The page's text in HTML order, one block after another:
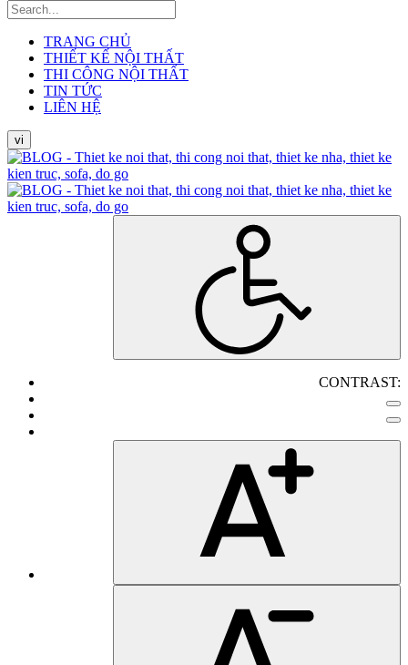
TRANG CHỦ
THIẾT KẾ NỘI THẤT
THI CÔNG NỘI THẤT
TIN TỨC
LIÊN HỆ
vi
CONTRAST: